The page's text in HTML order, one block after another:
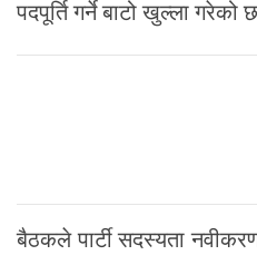
पदपूर्ति गर्ने बाटो खुल्ला गरेको
बैठकले पार्टी सदस्यता